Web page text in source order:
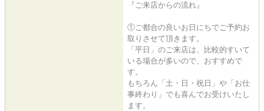
『ご来店からの流れ』
①ご都合の良いお日にちでご予約お
取りさせて頂きます。
「平日」のご来店は、比較的すいて
いる場合が多いので、おすすめで
す。
もちろん「土・日・祝日」や「お仕
事終わり」でも喜んでお受けいたし
ます。